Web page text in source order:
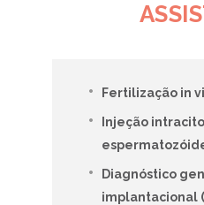
Fertilização in
Injeção
Diagnóstico
implantacional